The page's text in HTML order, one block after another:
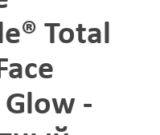
Total
Glow -